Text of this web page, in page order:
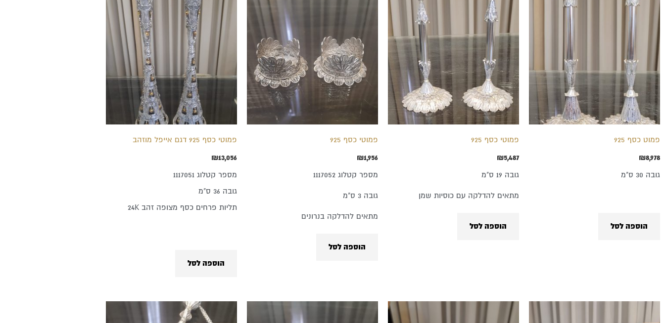
פמוט כסף 925
₪8,978
גובה 30 ס"מ
הוספה לסל
פמוטי כסף 925
₪5,487
גובה 19 ס"מ
מתאים להדלקה עם כוסיות שמן
הוספה לסל
פמוטי כסף 925
₪1,956
מספר קטלוג 1117052
גובה 3 ס"מ
מתאים להדלקה בנרונים
הוספה לסל
פמוטי כסף 925 דגם אייפל מוזהב
₪13,056
מספר קטלוג 1117051
גובה 36 ס"מ
תליות פרחים כסף מצופה זהב 24K
הוספה לסל